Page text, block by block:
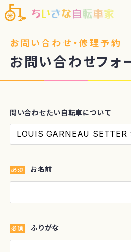
お問い合わせ・修理予約
お問い合わせフォ
問い合わせたい自転車について
必須 お名前
必須 ふりがな